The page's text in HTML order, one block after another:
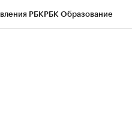
РБКРБК Образование